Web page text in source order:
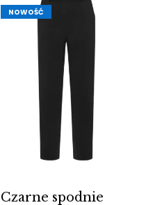
NOWOŚĆ
Czarne spodnie